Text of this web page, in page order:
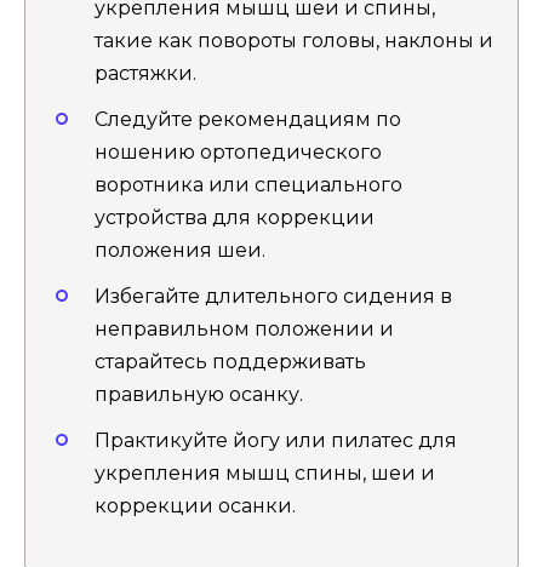
укрепления мышц шеи и спины,
такие как повороты головы, наклоны и
растяжки.
Следуйте рекомендациям по
ношению ортопедического
воротника или специального
устройства для коррекции
положения шеи.
Избегайте длительного сидения в
неправильном положении и
старайтесь поддерживать
правильную осанку.
Практикуйте йогу или пилатес для
укрепления мышц спины, шеи и
коррекции осанки.